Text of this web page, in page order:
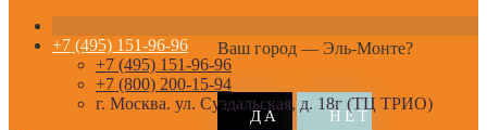
Ваш город — Эль-Монте?
+7 (495) 151-96-96
+7 (495) 151-96-96
+7 (800) 200-15-94
г. Москва. ул. Суздальская, д. 18г (ТЦ ТРИО)